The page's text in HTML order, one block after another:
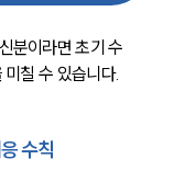
분이라면 초기 수
칠 수 있습니다.
수칙